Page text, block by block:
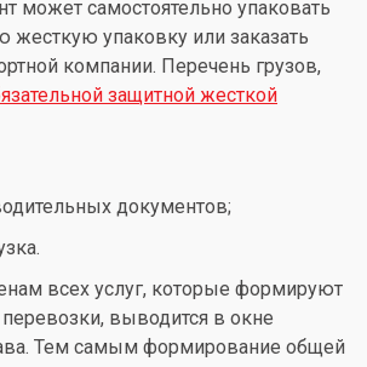
может самостоятельно упаковать
жесткую упаковку или заказать
компании. Перечень грузов,
защитной жесткой
документов;
всех услуг, которые формируют
выводится в окне
Тем самым формирование общей